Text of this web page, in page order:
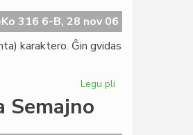
por
la
Pac-
316 6-B, 28 nov 06
karaktero. Ĝin gvidas
Legu pli
Semajno